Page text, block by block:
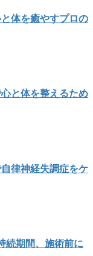
体を癒やすプロの
と体を整えるため
律神経失調症をケ
続期間、施術前に